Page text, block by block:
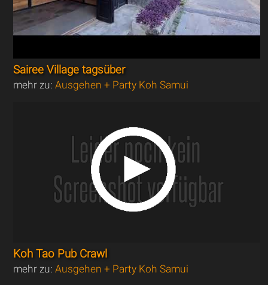
Sairee Village tagsüber
mehr zu:Ausgehen + Party Koh Samui
Koh Tao Pub Crawl
mehr zu:Ausgehen + Party Koh Samui